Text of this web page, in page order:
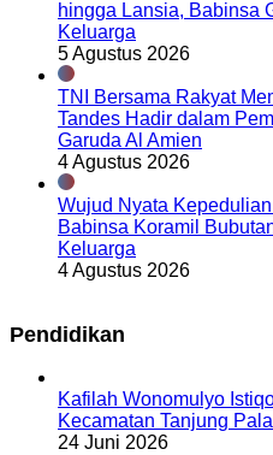
hingga Lansia, Babinsa
Keluarga
5 Agustus 2026
TNI Bersama Rakyat
Tandes Hadir dalam
Garuda Al Amien
4 Agustus 2026
Wujud Nyata
Babinsa Koramil
Keluarga
4 Agustus 2026
Pendidikan
Kafilah Wonomulyo
Kecamatan Tanjung
24 Juni 2026